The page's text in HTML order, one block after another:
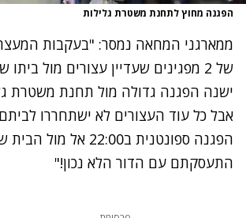
הפגנה מחוץ לתחנת משטרת גלילות
ממארגני המחאה נמסר: "בעקבות
של 2 מפגינים שעדיין עצורים מול ביתו
ישנה הפגנה גדולה מול תחנת משטרת
אבל כל עוד העצורים לא ישתחררו
הפגנה ספונטנית ב22:00
התעסקתם עם הדור הלא נכון!"